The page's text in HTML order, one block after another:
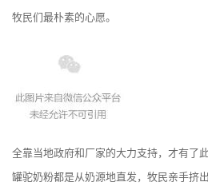
牧民们最朴素的心愿。
全靠当地政府和厂家的大力支持，才有了
罐驼奶粉都是从奶源地直发，牧民亲手挤